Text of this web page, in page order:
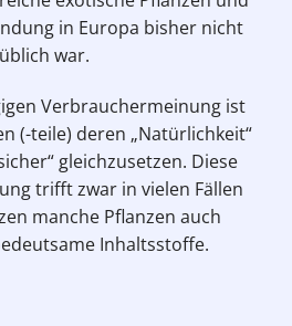
in Europa bisher nicht
üblich war.
Verbrauchermeinung ist
(-teile) deren „Natürlichkeit“
gleichzusetzen. Diese
trifft zwar in vielen Fällen
manche Pflanzen auch
Inhaltsstoffe.